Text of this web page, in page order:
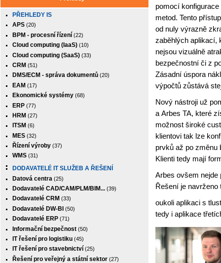
PŘEHLEDY IS
APS (20)
BPM - procesní řízení (22)
Cloud computing (IaaS) (10)
Cloud computing (SaaS) (33)
CRM (51)
DMS/ECM - správa dokumentů (20)
EAM (17)
Ekonomické systémy (68)
ERP (77)
HRM (27)
ITSM (6)
MES (32)
Řízení výroby (37)
WMS (31)
DODAVATELÉ IT SLUŽEB A ŘEŠENÍ
Datová centra (25)
Dodavatelé CAD/CAM/PLM/BIM... (39)
Dodavatelé CRM (33)
Dodavatelé DW-BI (50)
Dodavatelé ERP (71)
Informační bezpečnost (50)
IT řešení pro logistiku (45)
IT řešení pro stavebnictví (25)
Řešení pro veřejný a státní sektor (27)
pomocí
metod. Tento
od nuly výrazně
zaběhlých aplikací,
nejsou vizuálně
bezpečnostní či z
Zásadní úspora
výpočtů zůstává
Nový nástroji už
a Arbes TA, které
možnost široké
klientovi tak lze
prvků až po změnu
Klienti tedy mají
Arbes ovšem nejde
Řešení je
oukoli aplikaci s
tedy i aplikace